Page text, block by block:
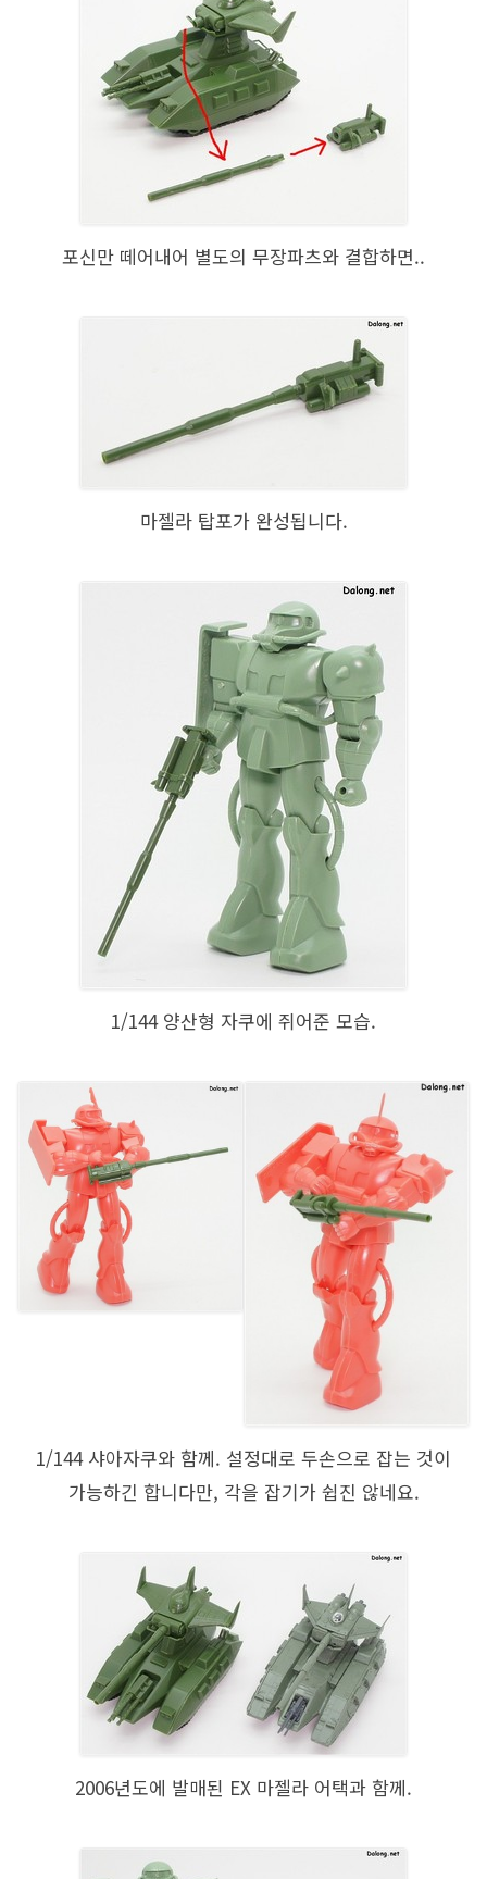
포신만 떼어내어 별도의 무장파츠와 결합하면..
마젤라 탑포가 완성됩니다.
1/144 양산형 자쿠에 쥐어준 모습.
1/144 샤아자쿠와 함께. 설정대로 두손으로 잡는 것이
가능하긴 합니다만, 각을 잡기가 쉽진 않네요.
2006년도에 발매된 EX 마젤라 어택과 함께.